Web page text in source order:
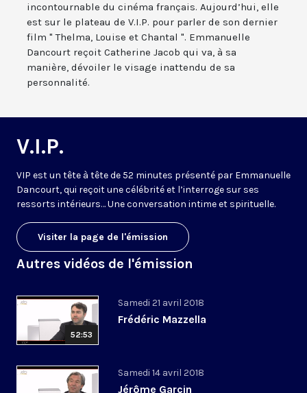
incontournable du cinéma français. Aujourd’hui, elle
est sur le plateau de V.I.P. pour parler de son dernier
film " Thelma, Louise et Chantal ". Emmanuelle
Dancourt reçoit Catherine Jacob qui va, à sa
manière, dévoiler le visage inattendu de sa
personnalité.
V.I.P.
VIP est un tête à tête de 52 minutes présenté par Emmanuelle
Dancourt, qui reçoit une célébrité et l’interroge sur ses
ressorts intérieurs… Une conversation intime et spirituelle.
Visiter la page de l'émission
Autres vidéos de l'émission
52:53
Samedi 21 avril 2018
Frédéric Mazzella
Samedi 14 avril 2018
Jérôme Garcin